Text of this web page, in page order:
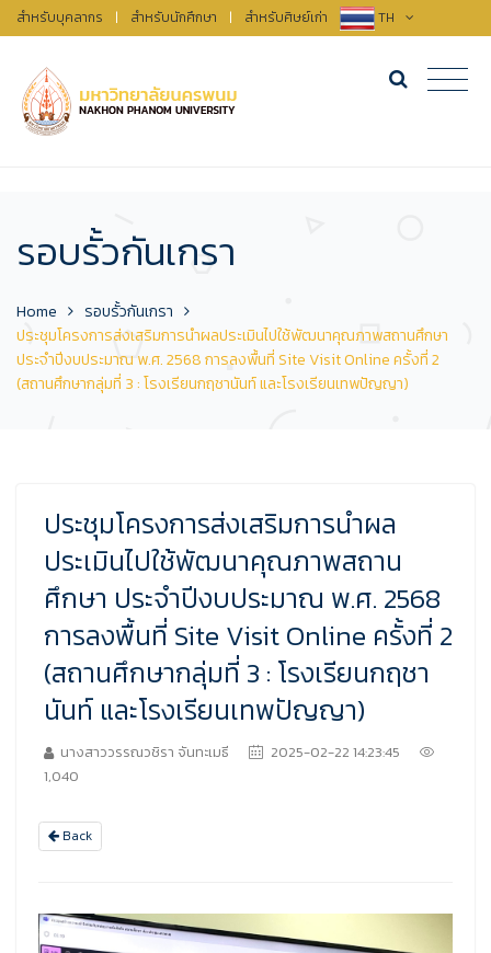
สำหรับบุคลากร | สำหรับนักศึกษา | สำหรับศิษย์เก่า TH
รอบรั้วกันเกรา
Home
รอบรั้วกันเกรา
ประชุมโครงการส่งเสริมการนำผลประเมินไปใช้พัฒนาคุณภาพสถานศึกษา
ประจำปีงบประมาณ พ.ศ. 2568 การลงพื้นที่ Site Visit Online ครั้งที่ 2
(สถานศึกษากลุ่มที่ 3 : โรงเรียนกฤชานันท์ และโรงเรียนเทพปัญญา)
ประชุมโครงการส่งเสริมการนำผล
ประเมินไปใช้พัฒนาคุณภาพสถาน
ศึกษา ประจำปีงบประมาณ พ.ศ. 2568
การลงพื้นที่ Site Visit Online ครั้งที่ 2
(สถานศึกษากลุ่มที่ 3 : โรงเรียนกฤชา
นันท์ และโรงเรียนเทพปัญญา)
นางสาววรรณวชิรา จันทะเมธี
2025-02-22 14:23:45
1,040
Back